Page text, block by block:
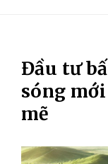
Đầu tư
sóng
mẽ